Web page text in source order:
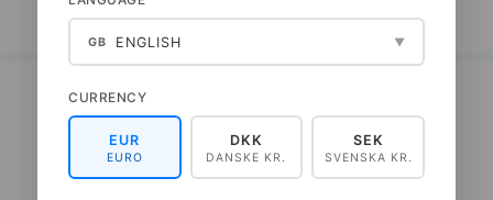
GB ENGLISH ▼
CURRENCY
EUR
EURO
DKK
DANSKE KR.
SEK
SVENSKA KR.